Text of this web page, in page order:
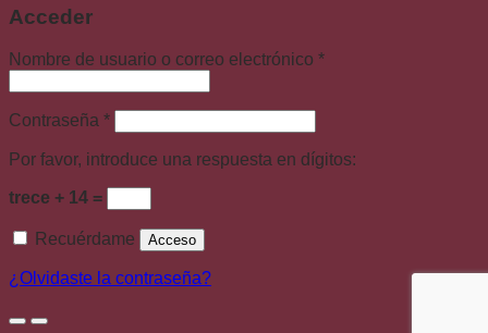
Acceder
Nombre de usuario o correo electrónico *
Contraseña *
Por favor, introduce una respuesta en dígitos:
trece + 14 =
Recuérdame Acceso
¿Olvidaste la contraseña?